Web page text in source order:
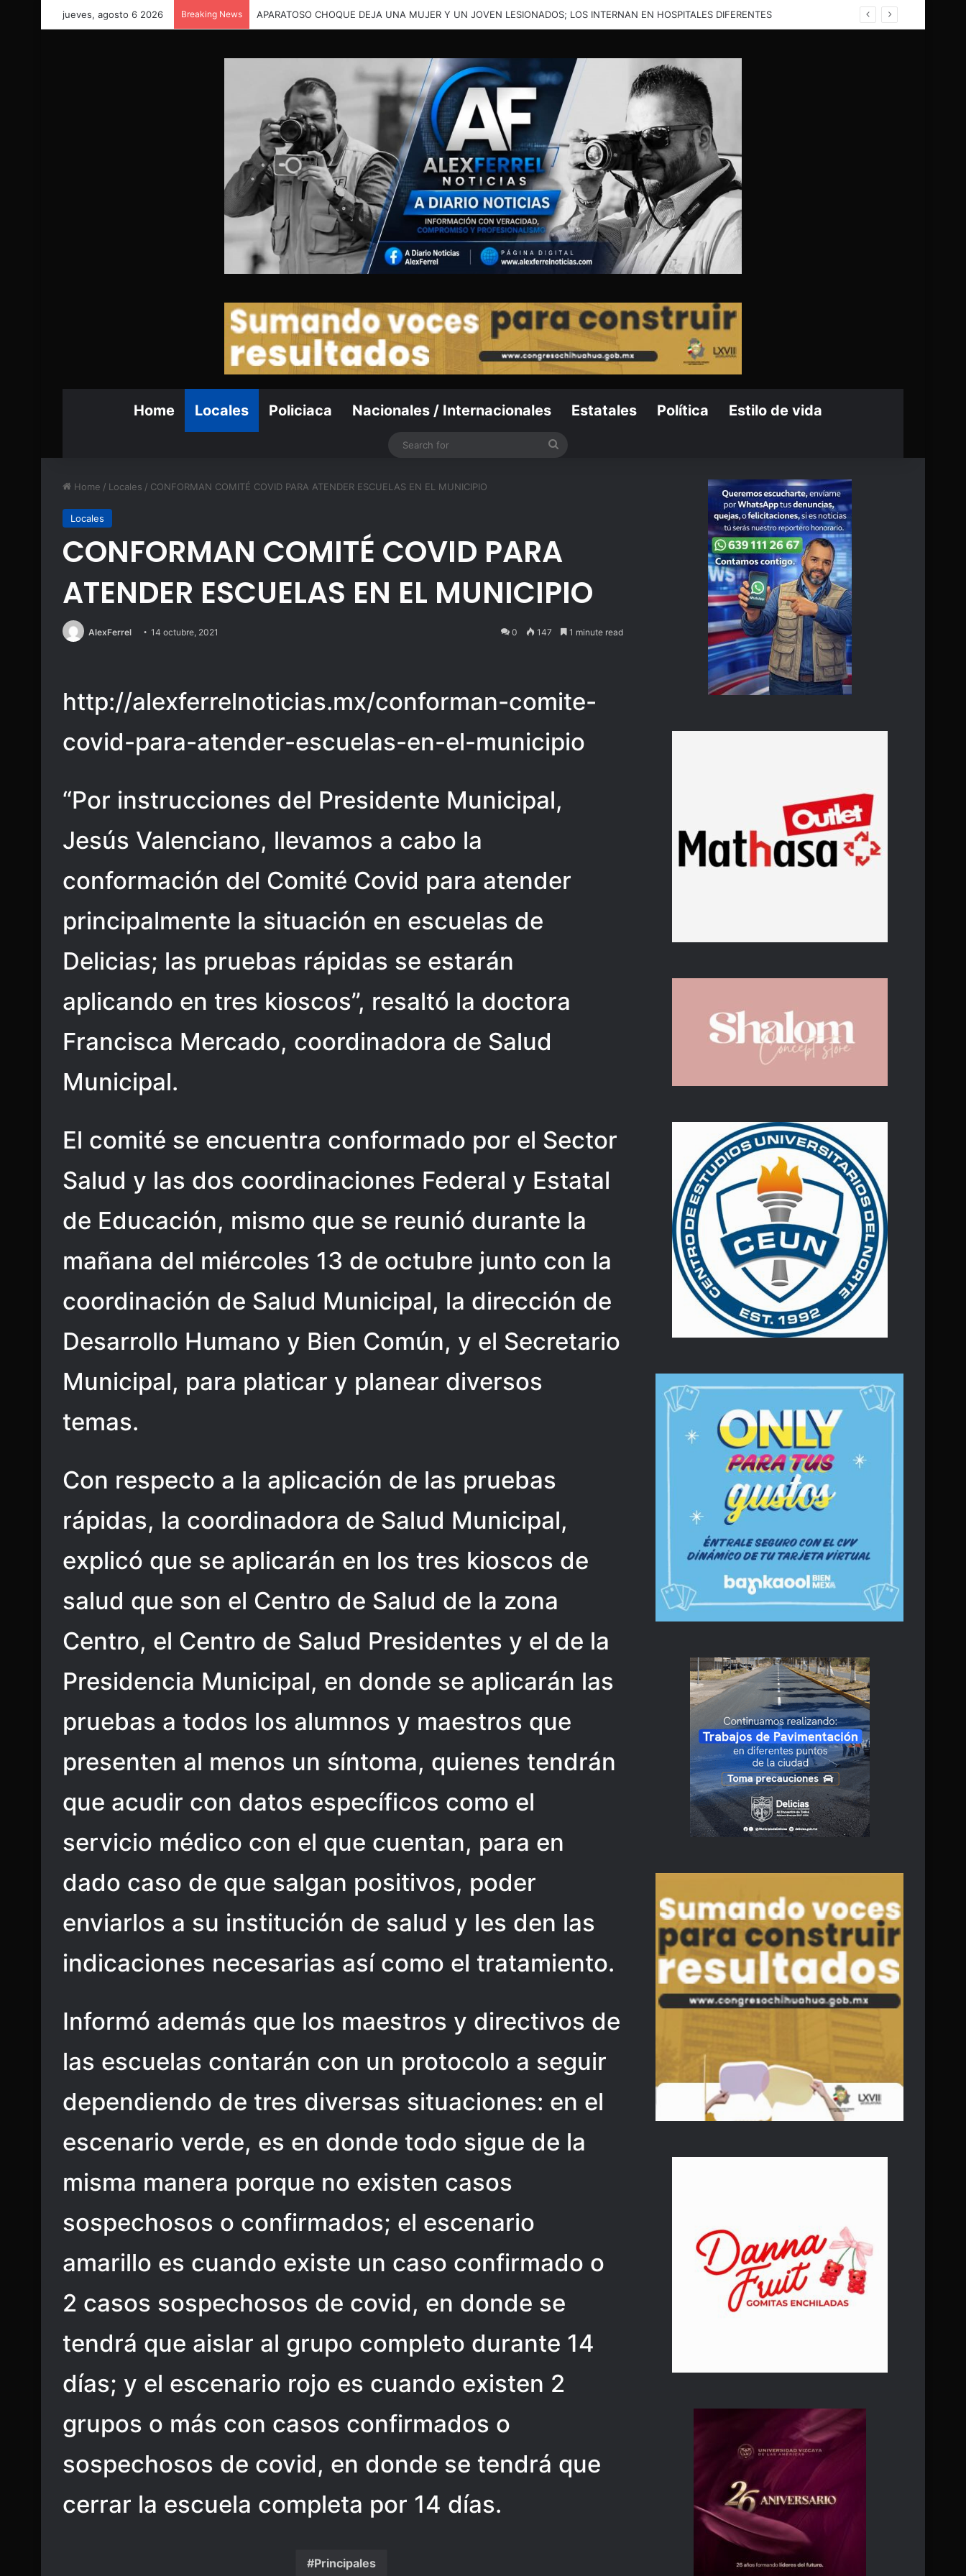
jueves, agosto 6 2026 Breaking News GRAVE ACCIDENTE EN LA JUNTA DEJA A UNA PERSONA ATRAPADA Y TRASLADADA EN HELICÓPTERO
Home Locales Policiaca Nacionales / Internacionales Estatales Política Estilo de vida
Search
Home / Locales / CONFORMAN COMITÉ COVID PARA ATENDER ESCUELAS EN EL MUNICIPIO
Locales
CONFORMAN COMITÉ COVID PARA
ATENDER ESCUELAS EN EL MUNICIPIO
AlexFerrel 14 octubre, 2021 0 147 1 minute read
http://alexferrelnoticias.mx/conforman-comite-
covid-para-atender-escuelas-en-el-municipio
“Por instrucciones del Presidente Municipal,
Jesús Valenciano, llevamos a cabo la
conformación del Comité Covid para atender
principalmente la situación en escuelas de
Delicias; las pruebas rápidas se estarán
aplicando en tres kioscos”, resaltó la doctora
Francisca Mercado, coordinadora de Salud
Municipal.
El comité se encuentra conformado por el Sector
Salud y las dos coordinaciones Federal y Estatal
de Educación, mismo que se reunió durante la
mañana del miércoles 13 de octubre junto con la
coordinación de Salud Municipal, la dirección de
Desarrollo Humano y Bien Común, y el Secretario
Municipal, para platicar y planear diversos
temas.
Con respecto a la aplicación de las pruebas
rápidas, la coordinadora de Salud Municipal,
explicó que se aplicarán en los tres kioscos de
salud que son el Centro de Salud de la zona
Centro, el Centro de Salud Presidentes y el de la
Presidencia Municipal, en donde se aplicarán las
pruebas a todos los alumnos y maestros que
presenten al menos un síntoma, quienes tendrán
que acudir con datos específicos como el
servicio médico con el que cuentan, para en
dado caso de que salgan positivos, poder
enviarlos a su institución de salud y les den las
indicaciones necesarias así como el tratamiento.
Informó además que los maestros y directivos de
las escuelas contarán con un protocolo a seguir
dependiendo de tres diversas situaciones: en el
escenario verde, es en donde todo sigue de la
misma manera porque no existen casos
sospechosos o confirmados; el escenario
amarillo es cuando existe un caso confirmado o
2 casos sospechosos de covid, en donde se
tendrá que aislar al grupo completo durante 14
días; y el escenario rojo es cuando existen 2
grupos o más con casos confirmados o
sospechosos de covid, en donde se tendrá que
cerrar la escuela completa por 14 días.
Principales